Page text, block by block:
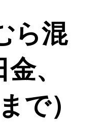
ら混
、
で）